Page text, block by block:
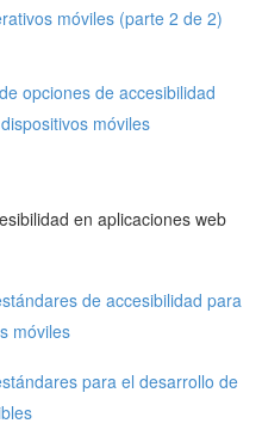
móviles (parte 2 de 2)
opciones de accesibilidad
móviles
en aplicaciones web
de accesibilidad para
móviles
para el desarrollo de